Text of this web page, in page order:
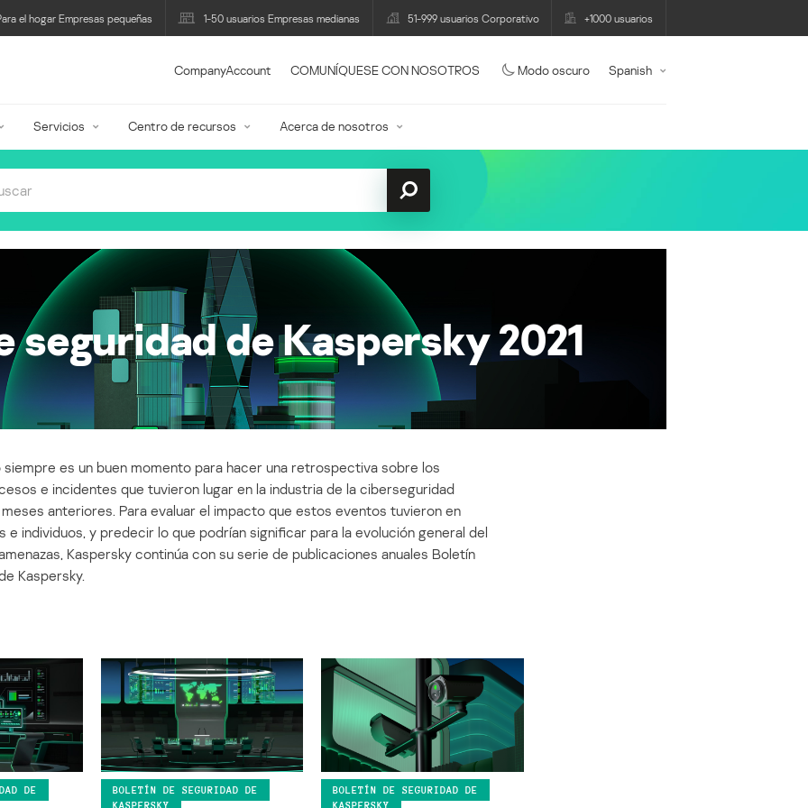
el hogar Empresas pequeñas 1-50 usuarios Empresas medianas 51-999 usuarios Corporativo +1000 usuarios
CompanyAccount COMUNÍQUESE CON NOSOTROS Modo oscuro Spanish
Servicios Centro de recursos Acerca de nosotros
seguridad de Kaspersky 2021
siempre es un buen momento para hacer una retrospectiva sobre los
e incidentes que tuvieron lugar en la industria de la ciberseguridad
meses anteriores. Para evaluar el impacto que estos eventos tuvieron en
e individuos, y predecir lo que podrían significar para la evolución general del
Kaspersky continúa con su serie de publicaciones anuales Boletín
Kaspersky.
DE
BOLETÍN DE SEGURIDAD DE
KASPERSKY
BOLETÍN DE SEGURIDAD DE
KASPERSKY